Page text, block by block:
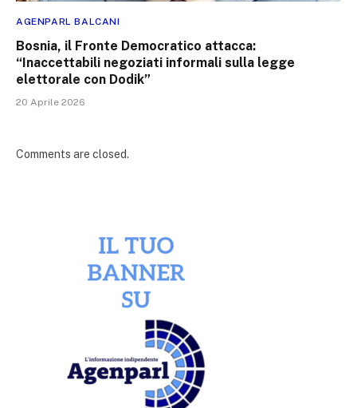
AGENPARL BALCANI
Bosnia, il Fronte Democratico attacca:
“Inaccettabili negoziati informali sulla legge
elettorale con Dodik”
20 Aprile 2026
Comments are closed.